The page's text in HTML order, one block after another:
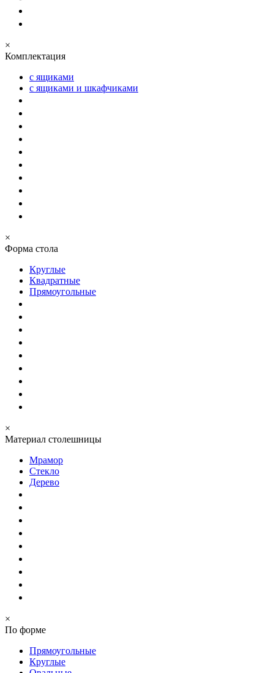
×
Комплектация
с ящиками
с ящиками и шкафчиками
×
Форма стола
Круглые
Квадратные
Прямоугольные
×
Материал столешницы
Мрамор
Стекло
Дерево
×
По форме
Прямоугольные
Круглые